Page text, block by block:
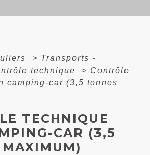
> Transports -
technique > Contrôle
camping-car (3,5 tonnes
TECHNIQUE
CAR (3,5